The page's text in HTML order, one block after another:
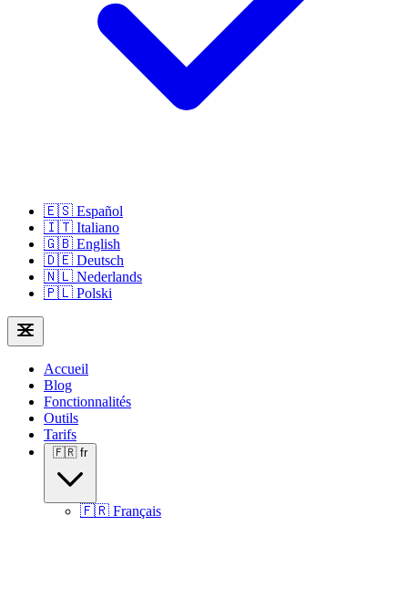
🇪🇸 Español
🇮🇹 Italiano
🇬🇧 English
🇩🇪 Deutsch
🇳🇱 Nederlands
🇵🇱 Polski
Accueil
Blog
Fonctionnalités
Outils
Tarifs
🇫🇷 fr
🇫🇷 Français